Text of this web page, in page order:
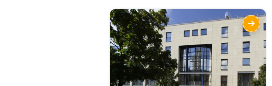
University of Europe for Applied
Sciences Бакалавриат в
Германии на английском языке
Курсы
Языки
Направления